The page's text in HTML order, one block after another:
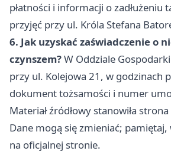
płatności i informacji o zadłużeniu
przyjęć przy ul. Króla Stefana
6. Jak uzyskać zaświadczenie o
czynszem?W Oddziale
przy ul. Kolejowa 21, w godzinach
dokument tożsamości i numer
Materiał źródłowy stanowiła
Dane mogą się zmieniać;
na oficjalnej stronie.